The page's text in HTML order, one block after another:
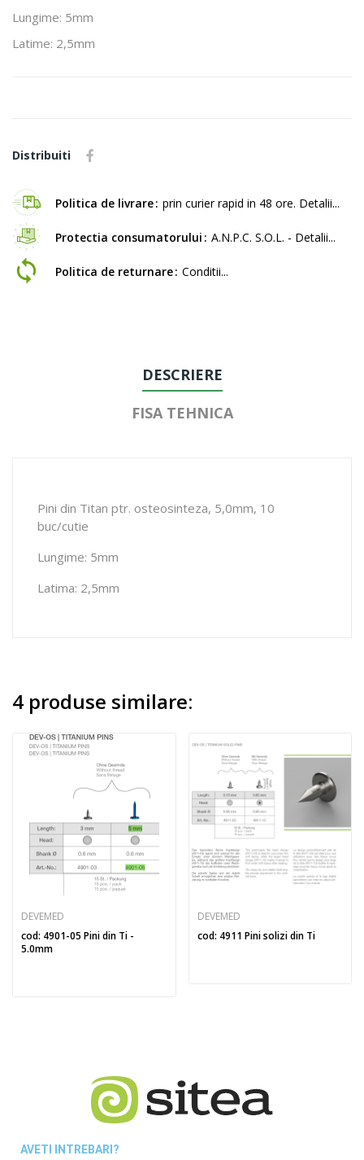
Lungime: 5mm
Latime: 2,5mm
Distribuiti
Politica de livrare prin curier rapid in 48 ore. Detalii...
Protectia consumatorului A.N.P.C. S.O.L. - Detalii...
Politica de returnare Conditii...
DESCRIERE
FISA TEHNICA
Pini din Titan ptr. osteosinteza, 5,0mm, 10
buc/cutie
Lungime: 5mm
Latima: 2,5mm
4 produse similare:
DEVEMED
cod: 4901-05 Pini din Ti -
5.0mm
DEVEMED
cod: 4911 Pini solizi din Ti
AVETI INTREBARI?